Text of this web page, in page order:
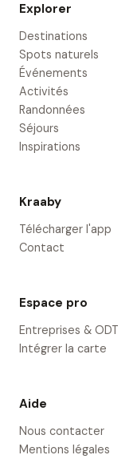
Explorer
Destinations
Spots naturels
Événements
Activités
Randonnées
Séjours
Inspirations
Kraaby
Télécharger l'app
Contact
Espace pro
Entreprises & ODT
Intégrer la carte
Aide
Nous contacter
Mentions légales